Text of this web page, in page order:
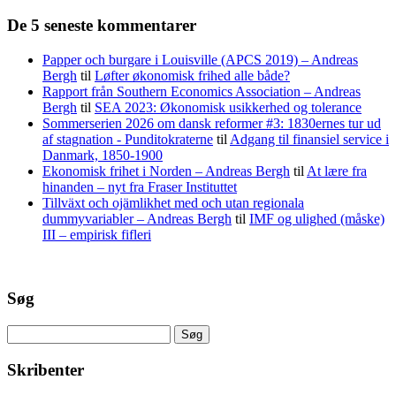
De 5 seneste kommentarer
Papper och burgare i Louisville (APCS 2019) – Andreas
Bergh til Løfter økonomisk frihed alle både?
Rapport från Southern Economics Association – Andreas
Bergh til SEA 2023: Økonomisk usikkerhed og tolerance
Sommerserien 2026 om dansk reformer #3: 1830ernes tur ud
af stagnation - Punditokraterne til Adgang til finansiel service i
Danmark, 1850-1900
Ekonomisk frihet i Norden – Andreas Bergh til At lære fra
hinanden – nyt fra Fraser Instituttet
Tillväxt och ojämlikhet med och utan regionala
dummyvariabler – Andreas Bergh til IMF og ulighed (måske)
III – empirisk fifleri
Søg
efter:
Skribenter